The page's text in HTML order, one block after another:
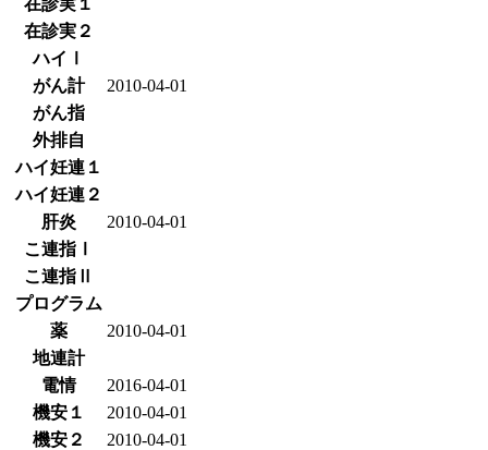
在診実２
ハイⅠ
がん計
2010-04-01
がん指
外排自
ハイ妊連１
ハイ妊連２
肝炎
2010-04-01
こ連指Ⅰ
こ連指Ⅱ
プログラム
薬
2010-04-01
地連計
電情
2016-04-01
機安１
2010-04-01
機安２
2010-04-01